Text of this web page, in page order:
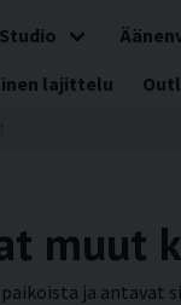
Studio
lajittelu
muut
ja antavat